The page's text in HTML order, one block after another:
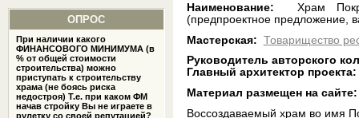
ОПРОС
При наличии какого
ФИНАНСОВОГО МИНИМУМА (в
% от общей стоимости
строительства) можно
приступать к строительству
храма (не боясь риска
недостроя) Т.е. при каком ФМ
начав стройку Вы не играете в
рулетку со своей репутацией?
Наименование: Храм
(предпроектное предложение,
Мастерская: Товарищество
Руководитель авторского
Главный архитектор проекта:
Материал размещен на сайте:
Воссоздаваемый храм во имя